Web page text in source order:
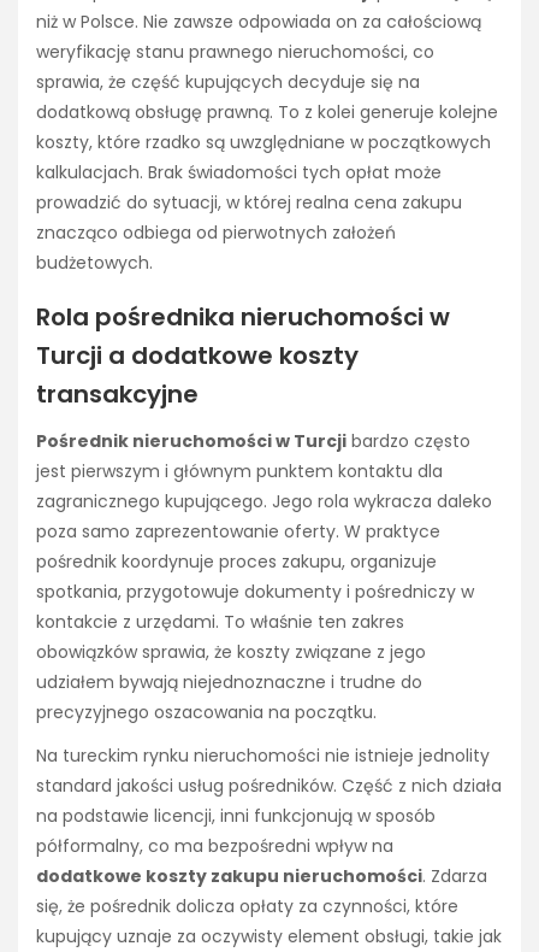
niż w Polsce. Nie zawsze odpowiada on za całościową
weryfikację stanu prawnego nieruchomości, co
sprawia, że część kupujących decyduje się na
dodatkową obsługę prawną. To z kolei generuje kolejne
koszty, które rzadko są uwzględniane w początkowych
kalkulacjach. Brak świadomości tych opłat może
prowadzić do sytuacji, w której realna cena zakupu
znacząco odbiega od pierwotnych założeń
budżetowych.
Rola pośrednika nieruchomości w
Turcji a dodatkowe koszty
transakcyjne
Pośrednik nieruchomości w Turcji bardzo często
jest pierwszym i głównym punktem kontaktu dla
zagranicznego kupującego. Jego rola wykracza daleko
poza samo zaprezentowanie oferty. W praktyce
pośrednik koordynuje proces zakupu, organizuje
spotkania, przygotowuje dokumenty i pośredniczy w
kontakcie z urzędami. To właśnie ten zakres
obowiązków sprawia, że koszty związane z jego
udziałem bywają niejednoznaczne i trudne do
precyzyjnego oszacowania na początku.
Na tureckim rynku nieruchomości nie istnieje jednolity
standard jakości usług pośredników. Część z nich działa
na podstawie licencji, inni funkcjonują w sposób
półformalny, co ma bezpośredni wpływ na
dodatkowe koszty zakupu nieruchomości. Zdarza
się, że pośrednik dolicza opłaty za czynności, które
kupujący uznaje za oczywisty element obsługi, takie jak